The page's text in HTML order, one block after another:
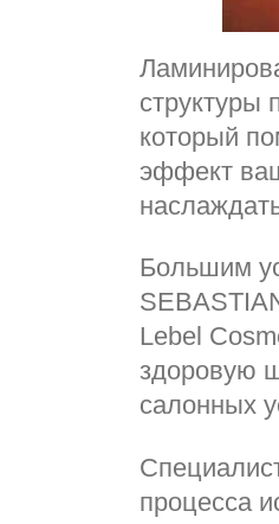
структуры
который
эффект
Большим
Lebel
здоровую
салонных
процесса